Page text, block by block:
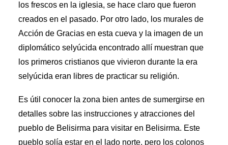
los frescos en la iglesia, se hace claro que fueron
creados en el pasado. Por otro lado, los murales de
Acción de Gracias en esta cueva y la imagen de un
diplomático selyúcida encontrado allí muestran que
los primeros cristianos que vivieron durante la era
selyúcida eran libres de practicar su religión.
Es útil conocer la zona bien antes de sumergirse en
detalles sobre las instrucciones y atracciones del
pueblo de Belisirma para visitar en Belisirma. Este
pueblo solía estar en el lado norte, pero los colonos